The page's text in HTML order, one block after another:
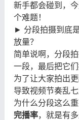
新手都会碰到，
个难题！
► 分段拍摄到底
放量？
简单说啊，分段
一段，最后把它
为了让大家拍出
导致视频节奏乱七
为什么分段这么
完播率，就是有